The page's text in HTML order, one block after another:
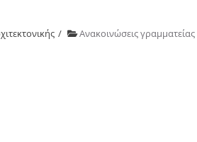
Ανακοινώσεις γραμματείας